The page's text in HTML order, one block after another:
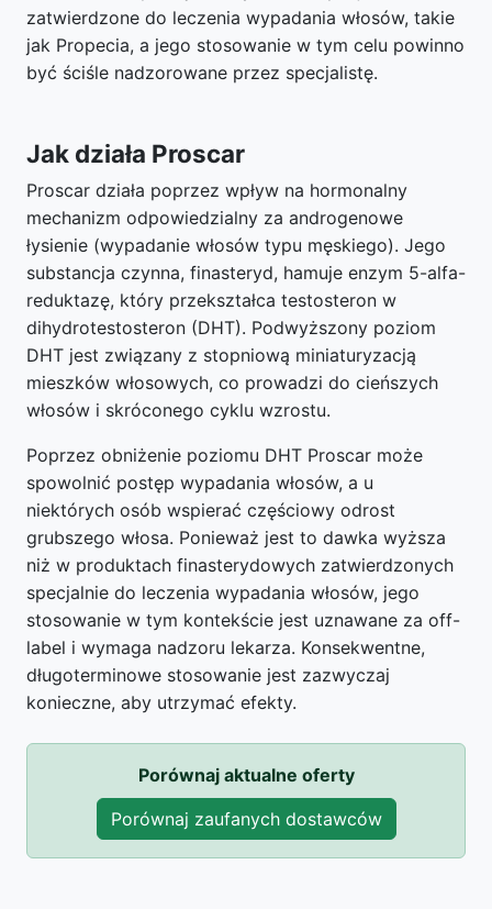
zatwierdzone do leczenia wypadania włosów, takie
jak Propecia, a jego stosowanie w tym celu powinno
być ściśle nadzorowane przez specjalistę.
Jak działa Proscar
Proscar działa poprzez wpływ na hormonalny
mechanizm odpowiedzialny za androgenowe
łysienie (wypadanie włosów typu męskiego). Jego
substancja czynna, finasteryd, hamuje enzym 5-alfa-
reduktazę, który przekształca testosteron w
dihydrotestosteron (DHT). Podwyższony poziom
DHT jest związany z stopniową miniaturyzacją
mieszków włosowych, co prowadzi do cieńszych
włosów i skróconego cyklu wzrostu.
Poprzez obniżenie poziomu DHT Proscar może
spowolnić postęp wypadania włosów, a u
niektórych osób wspierać częściowy odrost
grubszego włosa. Ponieważ jest to dawka wyższa
niż w produktach finasterydowych zatwierdzonych
specjalnie do leczenia wypadania włosów, jego
stosowanie w tym kontekście jest uznawane za off-
label i wymaga nadzoru lekarza. Konsekwentne,
długoterminowe stosowanie jest zazwyczaj
konieczne, aby utrzymać efekty.
Porównaj aktualne oferty
Porównaj zaufanych dostawców